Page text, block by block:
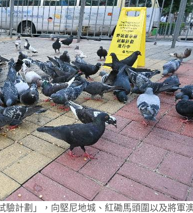
計劃」，向堅尼地城、紅磡馬頭圍以及將軍